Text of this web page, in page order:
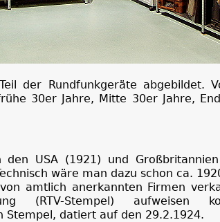
der Rundfunkgeräte abgebildet.
30er Jahre, Mitte 30er Jahre,
den USA (1921) und
wäre man dazu schon ca.
amtlich anerkannten Firmen
(RTV-Stempel) aufweisen
Stempel, datiert auf den 29.2.1924.